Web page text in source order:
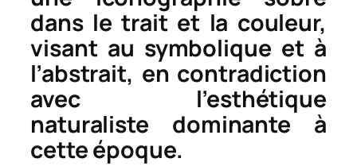
dans le trait et la couleur,
visant au symbolique et à
l’abstrait, en contradiction
avec l’esthétique
naturaliste dominante à
cette époque.